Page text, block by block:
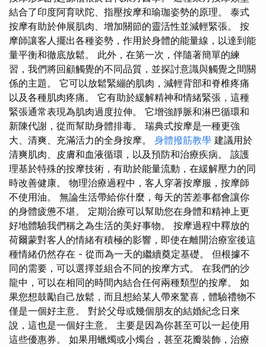
結合了印度阿育吠陀、指壓按摩和瑜珈姿勢的原理。 泰式
按摩有助於伸展肌肉、增加關節的靈活性並減輕緊張。 按
摩師讓客人擺出各種姿勢，作用於身體的能量線，以達到能
量平衡和徹底放鬆。 此外，在第一次，伴隨著簡單的練
習，我們將回顧觸覺的不同品質，並探討意識與觸覺之間關
係的主題。 它可以放鬆緊繃的肌肉，減輕背部和脊椎疼痛
以及各種肌肉疼痛。 它有助於緩解精神和情緒緊張，這種
緊張通常表現為肌肉過度拉伸。 它增強靜脈和淋巴循環和
新陳代謝，從而幫助身體排毒。 瑞典式按摩是一種更強
大、清爽、充滿活力的全身按摩。 身體撥筋教學 建議用於
清爽肌肉、皮膚和血液循環，以及預防和治療疾病。 該護
理基於特殊的按摩技術，有助於能量流動，在緩解壓力的同
時改善健康。 物理治療過程中，客人穿著按摩服，按摩師
不使用油。 無論生活帶給你什麼，每天的苦差事都會讓你
的身體疲憊不堪。 定期治療可以幫助您在身體和精神上更
好地體驗我們稱之為生活的美好事物。 按摩過程中釋放的
荷爾蒙對客人的情緒有積極的影響，即使在離開治療室後這
種情緒仍然存在 - 從而為一天的繼續奠定基礎。 但根據不
同的需要，可以選擇並組合不同的按摩方式。 在我們的沙
龍中，可以在相同的時間內結合任何兩種類型的按摩。 如
果您想鼓勵自己放鬆，而且想給某人帶來驚喜，體驗禮物不
僅是一個好主意。 對於父母或幾個朋友的結婚紀念日來
說，這也是一個好主意。 主要是因為你甚至可以一起使用
這些優惠券。 如果用蠟燭或小燭台，甚至花瓣裝飾，治療